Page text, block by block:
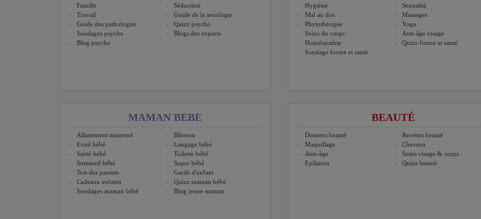
Famille
Séduction
Travail
Guide de la sexologie
Guide des pathologies
Quizz psycho
Sondages psycho
Blogs des experts
Blog psycho
Hygiène
Sexualité
Mal au dos
Massages
Phytothérapie
Yoga
Soins du corps
Anti-âge visage
Homéopathie
Quizz forme et santé
Sondage forme et santé
MAMAN BEBE
Allaitement maternel
Biberon
Eveil bébé
Langage bébé
Santé bébé
Toilette bébé
Sommeil bébé
Super bébé
Test des parents
Garde d'enfant
Cadeaux enfants
Quizz maman bébé
Sondages maman bébé
Blog jeune maman
BEAUTÉ
Dossiers beauté
Recettes beauté
Maquillage
Cheveux
Anti-âge
Soins visage & corps
Epilation
Quizz beauté